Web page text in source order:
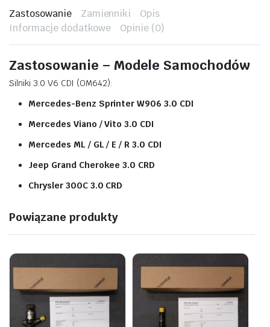
Zastosowanie Zamienniki
Opis
Informacje dodatkowe
Opinie (0)
Zastosowanie – Modele Samochodów
Silniki 3.0 V6 CDI (OM642):
Mercedes-Benz Sprinter W906 3.0 CDI
Mercedes Viano / Vito 3.0 CDI
Mercedes ML / GL / E / R 3.0 CDI
Jeep Grand Cherokee 3.0 CRD
Chrysler 300C 3.0 CRD
Powiązane produkty